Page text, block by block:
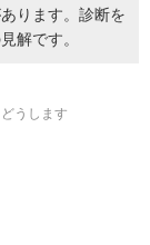
ります。診断を
解です。
うします